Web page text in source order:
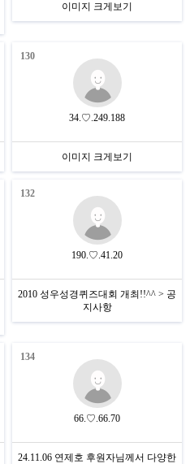
이미지 크게보기
130
34.♡.249.188
이미지 크게보기
132
190.♡.41.20
2010 성우성경퀴즈대회 개최!!^^ > 공
지사항
134
66.♡.66.70
24.11.06 연제호 후원자님께서 다양한